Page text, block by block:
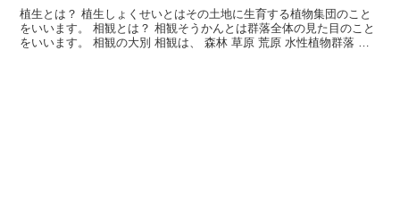
植生とは？ 植生しょくせいとはその土地に生育する植物集団のこと
をいいます。 相観とは？ 相観そうかんとは群落全体の見た目のこと
をいいます。 相観の大別 相観は、 森林 草原 荒原 水性植物群落 に